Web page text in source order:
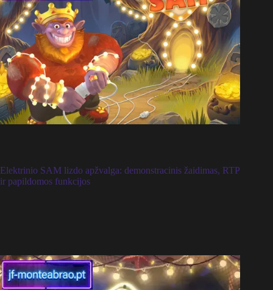
Elektrinio SAM lizdo apžvalga: demonstracinis žaidimas, RTP
ir papildomos funkcijos